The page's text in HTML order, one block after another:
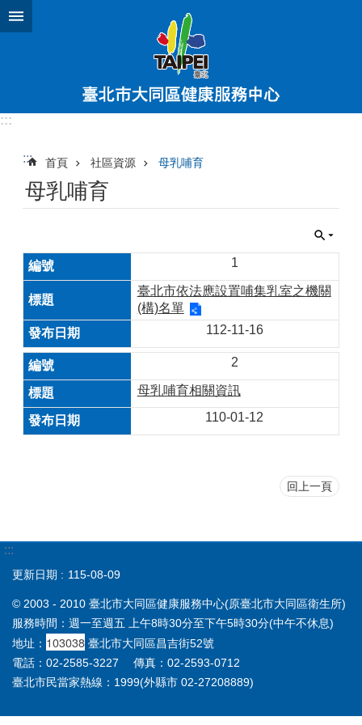
跳到主要內容區塊
:::
::: 首頁 社區資源 母乳哺育
母乳哺育
1
臺北市依法應設置哺集乳室之機關
(構)名單
112-11-16
2
母乳哺育相關資訊
110-01-12
回上一頁
:::
更新日期 115-08-09
© 2003 - 2010 臺北市大同區健康服務中心(原臺北市大同區衛生所)
服務時間：週一至週五 上午8時30分至下午5時30分(中午不休息)
地址： 103038 臺北市大同區昌吉街52號
電話：02-2585-3227 傳真：02-2593-0712
臺北市民當家熱線：1999(外縣市 02-27208889)